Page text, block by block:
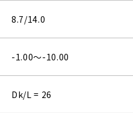
8.7/14.0
-1.00～-10.00
Dk/L = 26